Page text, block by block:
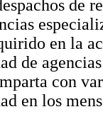
de
en la
de
con
en los